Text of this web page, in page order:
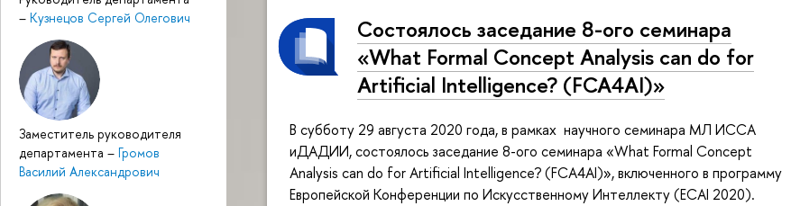
– Кузнецов Сергей Олегович
Заместитель руководителя
департамента – Громов
Василий Александрович
Состоялось заседание 8-ого семинара
«What Formal Concept Analysis can do for
Artificial Intelligence? (FCA4AI)»
В субботу 29 августа 2020 года, в рамках научного семинара МЛ ИССА
иДАДИИ, состоялось заседание 8-ого семинара «What Formal Concept
Analysis can do for Artificial Intelligence? (FCA4AI)», включенного в программу
Европейской Конференции по Искусственному Интеллекту (ECAI 2020).